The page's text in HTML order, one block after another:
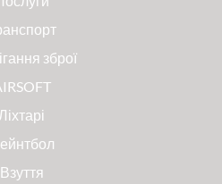
зброї
Ліхтарі
Взуття